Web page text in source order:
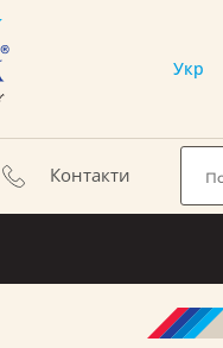
Укр
Контакти